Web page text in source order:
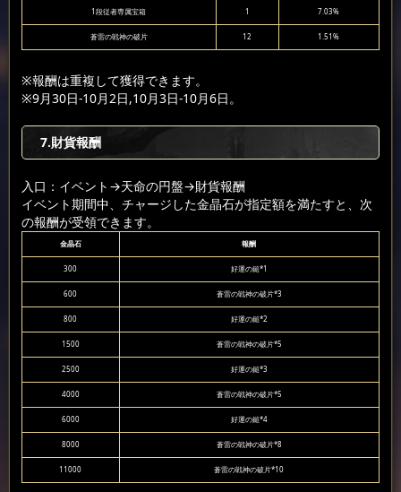
1段従者専属宝箱 1 7.03%
蒼雷の戦神の破片 12 1.51%
※報酬は重複して獲得できます。
※9月30日-10月2日,10月3日-10月6日。
7.財貨報酬
入口：イベント →天命の円盤→財貨報酬
イベント期間中、チャージした金晶石が指定額を満たすと、次
の報酬が受領できます。
金晶石 報酬
300 好運の鎚*1
600 蒼雷の戦神の破片*3
800 好運の鎚*2
1500 蒼雷の戦神の破片*5
2500 好運の鎚*3
4000 蒼雷の戦神の破片*5
6000 好運の鎚*4
8000 蒼雷の戦神の破片*8
11000 蒼雷の戦神の破片*10